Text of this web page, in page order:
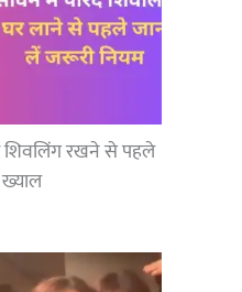
शिवलिंग रखने से पहले